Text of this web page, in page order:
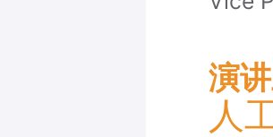
演
人